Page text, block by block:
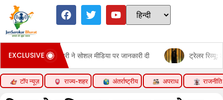
EXCLUSIVE
ने सोशल मीडिया पर जानकारी दी ट्रेलर रिव्यू: टॉक्सिक:यश का
टॉप न्यूज़ राज्य-शहर अंतर्राष्ट्रीय अपराध राजनीति